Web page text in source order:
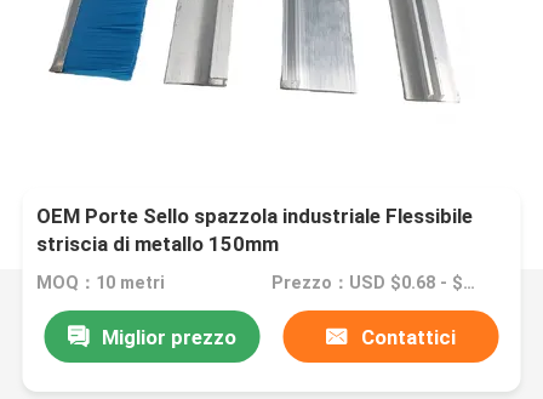
OEM Porte Sello spazzola industriale Flessibile
striscia di metallo 150mm
MOQ：10 metri Prezzo：USD $0.68 - $1.80 meters
Miglior prezzo Contattici